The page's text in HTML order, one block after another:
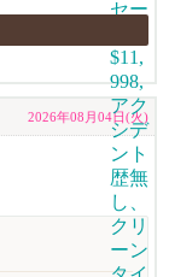
2026年08月04日(火)